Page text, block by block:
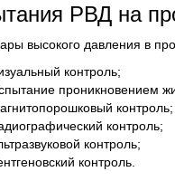
РВД на
высокого давления в
контроль;
проникновением
контроль;
контроль;
контроль;
контроль.